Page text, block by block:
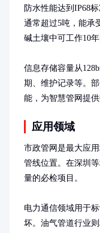
防水性能达到IP68
通常超过5吨，能承
碱土壤中可工作10年
信息存储容量从
期、维护记录等。
能，为智慧管网提供
应用领域
市政管网是最大应
管线位置。在深圳
量的必检项目。
电力通信领域用于
坏。油气管道行业